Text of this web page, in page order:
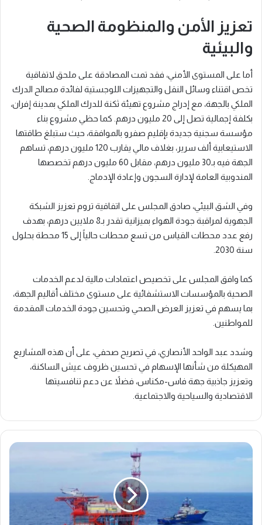
تعزيز الأمن والمنظومة الصحية
والبيئية
أما على المستوى الأمني، فقد تمت المصادقة على ملحق لاتفاقية
تخص اقتناء وسائل النقل والتجهيزات اللوجستية لفائدة مصالح الدرك
الملكي بالجهة، مع إدراج مشروع تهيئة ثكنة للدرك الملكي بمدينة إفران،
بكلفة إجمالية تصل إلى 20 مليون درهم. كما حظي مشروع بناء
مؤسسة سجنية جديدة بإقليم صفرو بالموافقة، حيث ستبلغ طاقتها
الاستيعابية ألف سرير، بغلاف مالي يقارب 120 مليون درهم، تساهم
الجهة فيه بـ30 مليون درهم، مقابل 60 مليون درهم تخصصها
المندوبية العامة لإدارة السجون وإعادة الإدماج.
وفي الشق البيئي، صادق المجلس على اتفاقية تروم تعزيز الشبكة
الجهوية لمراقبة جودة الهواء بميزانية تقدر بـ8 ملايين درهم، بهدف
رفع عدد محطات القياس من تسع محطات حالياً إلى 15 محطة بحلول
سنة 2030.
كما وافق المجلس على تخصيص اعتمادات مالية لدعم الخدمات
الصحية بالمؤسسات الاستشفائية على مستوى مختلف أقاليم الجهة،
بما يسهم في تعزيز العرض الصحي وتحسين جودة الخدمات المقدمة
للمواطنين.
وشدد عبد الواحد الأنصاري، في تصريح صحفي، على أن هذه المشاريع
المهيكلة من شأنها الإسهام في تحسين ظروف عيش الساكنة،
وتعزيز جاذبية جهة فاس-مكناس، فضلاً عن دعم تنافسيتها
الاقتصادية والسياحية والاجتماعية.
ب
ع